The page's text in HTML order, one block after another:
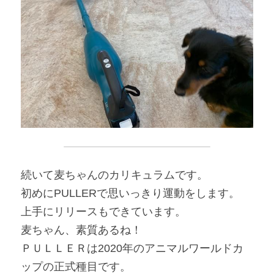
続いて麦ちゃんのカリキュラムです。
初めにPULLERで思いっきり運動をします。
上手にリリースもできています。
麦ちゃん、素質あるね！
ＰＵＬＬＥＲは2020年のアニマルワールドカ
ップの正式種目です。